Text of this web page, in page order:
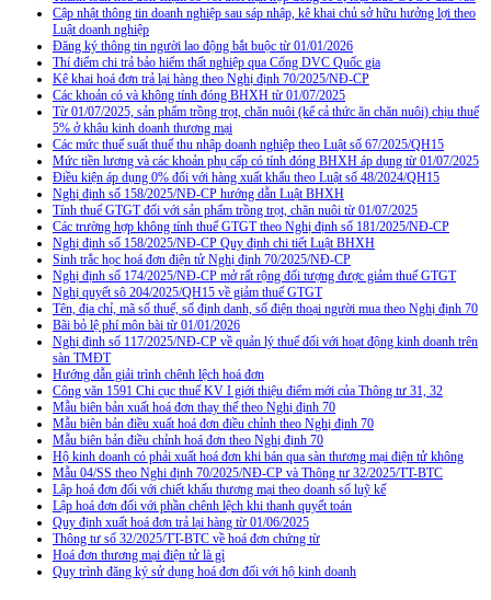
Cập nhật thông tin doanh nghiệp sau sáp nhập, kê khai chủ sở hữu hưởng lợi theo
Luật doanh nghiệp
Đăng ký thông tin người lao động bắt buộc từ 01/01/2026
Thí điểm chi trả bảo hiểm thất nghiệp qua Cổng DVC Quốc gia
Kê khai hoá đơn trả lại hàng theo Nghị định 70/2025/NĐ-CP
Các khoản có và không tính đóng BHXH từ 01/07/2025
Từ 01/07/2025, sản phẩm trồng trọt, chăn nuôi (kể cả thức ăn chăn nuôi) chịu thuế
5% ở khâu kinh doanh thương mại
Các mức thuế suất thuế thu nhập doanh nghiệp theo Luật số 67/2025/QH15
Mức tiền lương và các khoản phụ cấp có tính đóng BHXH áp dụng từ 01/07/2025
Điều kiện áp dụng 0% đối với hàng xuất khẩu theo Luật số 48/2024/QH15
Nghị định số 158/2025/NĐ-CP hướng dẫn Luật BHXH
Tính thuế GTGT đối với sản phẩm trồng trọt, chăn nuôi từ 01/07/2025
Các trường hợp không tính thuế GTGT theo Nghị định số 181/2025/NĐ-CP
Nghị định số 158/2025/NĐ-CP Quy định chi tiết Luật BHXH
Sinh trắc học hoá đơn điện tử Nghị định 70/2025/NĐ-CP
Nghị định số 174/2025/NĐ-CP mở rất rộng đối tượng được giảm thuế GTGT
Nghị quyết sô 204/2025/QH15 về giảm thuế GTGT
Tên, địa chỉ, mã số thuế, số định danh, số điện thoại người mua theo Nghị định 70
Bãi bỏ lệ phí môn bài từ 01/01/2026
Nghị định số 117/2025/NĐ-CP về quản lý thuế đối với hoạt động kinh doanh trên
sàn TMĐT
Hướng dẫn giải trình chênh lệch hoá đơn
Công văn 1591 Chi cục thuế KV I giới thiệu điểm mới của Thông tư 31, 32
Mẫu biên bản xuất hoá đơn thay thế theo Nghị định 70
Mẫu biên bản điều xuất hoá đơn điều chỉnh theo Nghị định 70
Mẫu biên bản điều chỉnh hoá đơn theo Nghị định 70
Hộ kinh doanh có phải xuất hoá đơn khi bán qua sàn thương mại điện tử không
Mẫu 04/SS theo Nghi định 70/2025/NĐ-CP và Thông tư 32/2025/TT-BTC
Lập hoá đơn đối với chiết khấu thương mại theo doanh số luỹ kế
Lập hoá đơn đối với phần chênh lệch khi thanh quyết toán
Quy định xuất hoá đơn trả lại hàng từ 01/06/2025
Thông tư số 32/2025/TT-BTC về hoá đơn chứng từ
Hoá đơn thương mại điện tử là gì
Quy trình đăng ký sử dụng hoá đơn đối với hộ kinh doanh